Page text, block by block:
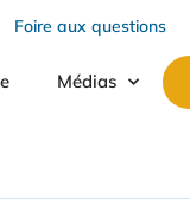
Foire aux questions
Médias